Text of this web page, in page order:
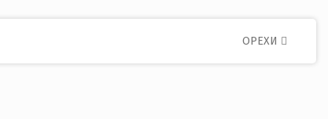
ОРЕХИ